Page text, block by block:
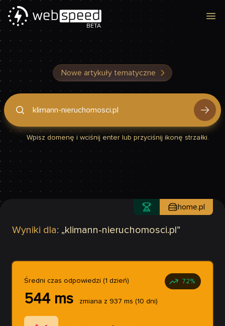
BETA
Nowe artykuły tematyczne
Podaj domenę, by sprawdzić, czy Twoja strona jest szybka
Wpisz domenę i wciśnij enter lub przyciśnij ikonę strzałki.
Wyniki dla: „klimann-nieruchomosci.pl ”
home.pl
Średni czas odpowiedzi (1 dzień) 72%
544ms zmiana z 937 ms (10 dni)